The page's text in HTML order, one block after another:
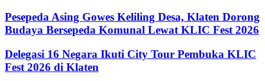
Pesepeda Asing Gowes Keliling Desa, Klaten Dorong
Budaya Bersepeda Komunal Lewat KLIC Fest 2026
Delegasi 16 Negara Ikuti City Tour Pembuka KLIC
Fest 2026 di Klaten